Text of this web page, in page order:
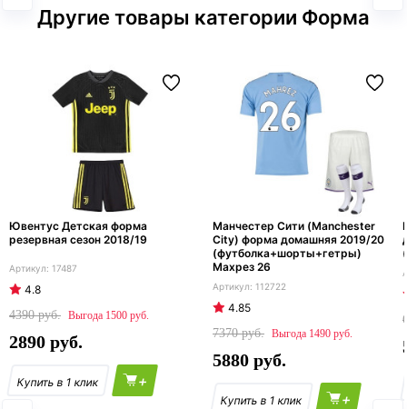
Другие товары категории Форма
Ювентус Детская форма
резервная сезон 2018/19
17487
4.8
4390
1500
2890
+
Манчестер Сити (Manchester
City) форма домашняя 2019/20
(футболка+шорты+гетры)
Махрез 26
112722
4.85
7370
1490
5880
+